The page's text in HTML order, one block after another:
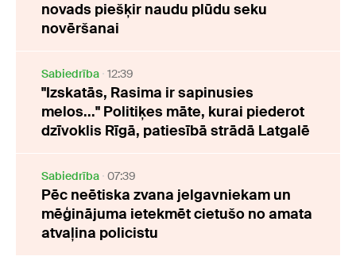
novads piešķir naudu plūdu seku
novēršanai
Sabiedrība 12:39
"Izskatās, Rasima ir sapinusies
melos..." Politiķes māte, kurai piederot
dzīvoklis Rīgā, patiesībā strādā Latgalē
Sabiedrība 07:39
Pēc neētiska zvana jelgavniekam un
mēģinājuma ietekmēt cietušo no amata
atvaļina policistu